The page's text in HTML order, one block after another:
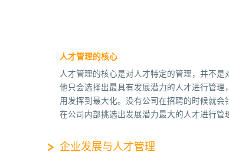
人才管理的核心
人才管理的核心是对人才特定的管理，并不是
他只会选择出最具有发展潜力的人才进行管
用发挥到最大化。没有公司在招聘的时候就
在公司内部挑选出发展潜力最大的人才进行管
企业发展与人才管理